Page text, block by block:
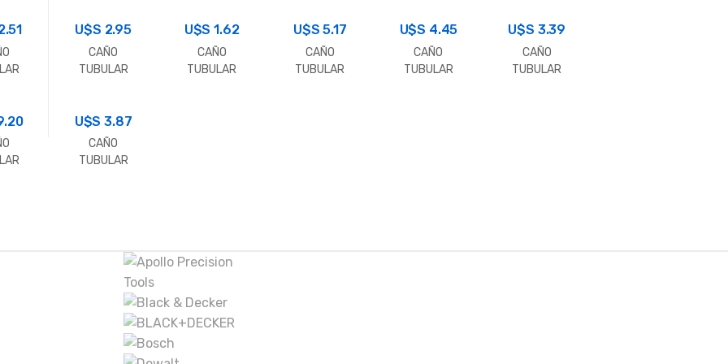
(Metro)
(Metro)
(Metro)
(Metro)
(Metro)
U$S 2.95
CAÑO
TUBULAR
(Metro)
U$S1.62
CAÑO
TUBULAR
U$S5.17
CAÑO
TUBULAR
U$S 4.45
CAÑO
TUBULAR
U$S 3.39
CAÑO
TUBULAR
U$S3.87
CAÑO
TUBULAR